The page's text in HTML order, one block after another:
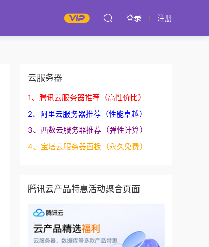
登录 注册
云服务器
1、腾讯云服务器推荐（高性价比）
2、阿里云服务器推荐（性能卓越）
3、西数云服务器推荐（弹性计算）
4、宝塔云服务器面板（永久免费）
腾讯云产品特惠活动聚合页面